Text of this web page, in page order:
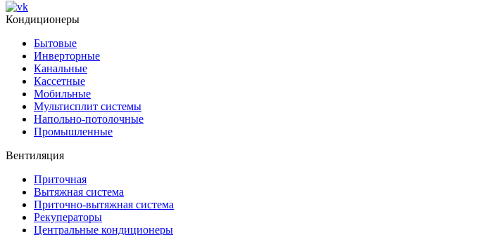
Кондиционеры
Бытовые
Инверторные
Канальные
Кассетные
Мобильные
Мультисплит системы
Напольно-потолочные
Промышленные
Вентиляция
Приточная
Вытяжная система
Приточно-вытяжная система
Рекуператоры
Центральные кондиционеры